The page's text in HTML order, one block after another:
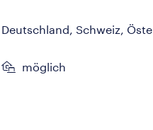
Deutschland, Schweiz,
möglich